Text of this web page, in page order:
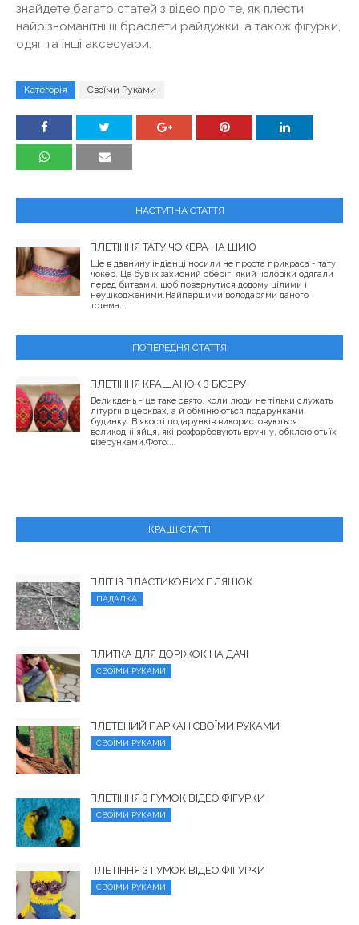
знайдете багато статей з відео про те, як плести
найрізноманітніші браслети райдужки, а також фігурки,
одяг та інші аксесуари.
Категорія Своїми Руками
НАСТУПНА СТАТТЯ
ПЛЕТІННЯ ТАТУ ЧОКЕРА НА ШИЮ
Ще в давнину індіанці носили не проста прикраса - тату
чокер. Це був їх захисний оберіг, який чоловіки одягали
перед битвами, щоб повернутися додому цілими і
неушкодженими.Найпершими володарями даного
тотема...
ПОПЕРЕДНЯ СТАТТЯ
ПЛЕТІННЯ КРАШАНОК З БІСЕРУ
Великдень - це таке свято, коли люди не тільки служать
літургії в церквах, а й обмінюються подарунками
будинку. В якості подарунків використовуються
великодні яйця, які розфарбовують вручну, обклеюють їх
візерунками.Фото:...
КРАЩІ СТАТТІ
ПЛІТ ІЗ ПЛАСТИКОВИХ ПЛЯШОК
ПАДАЛКА
ПЛИТКА ДЛЯ ДОРІЖОК НА ДАЧІ
СВОЇМИ РУКАМИ
ПЛЕТЕНИЙ ПАРКАН СВОЇМИ РУКАМИ
СВОЇМИ РУКАМИ
ПЛЕТІННЯ З ГУМОК ВІДЕО ФІГУРКИ
СВОЇМИ РУКАМИ
ПЛЕТІННЯ З ГУМОК ВІДЕО ФІГУРКИ
СВОЇМИ РУКАМИ